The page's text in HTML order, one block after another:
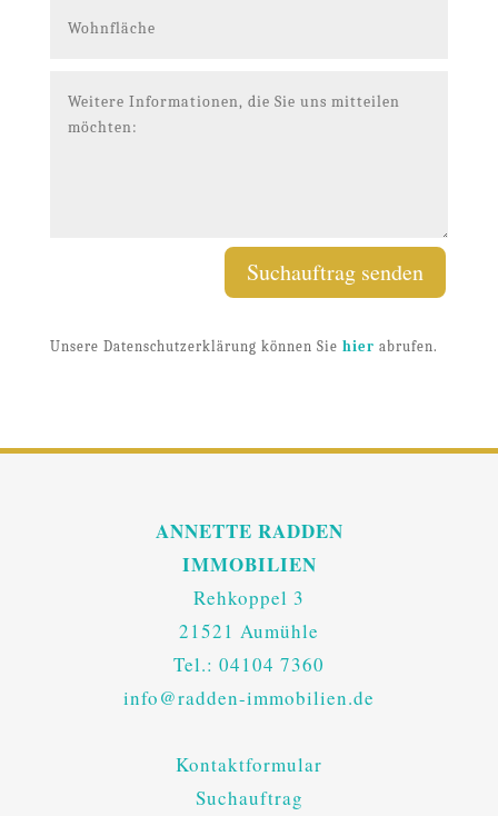
Suchauftrag senden
Unsere Datenschutzerklärung können Sie hier abrufen.
ANNETTE RADDEN
IMMOBILIEN
Rehkoppel 3
21521 Aumühle
Tel.: 04104 7360
info@radden-immobilien.de
Kontaktformular
Suchauftrag